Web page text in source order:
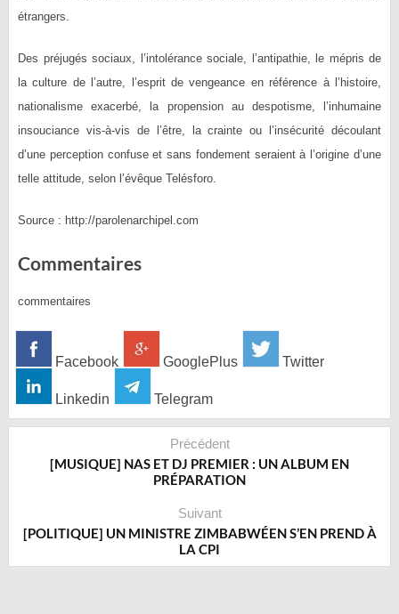
étrangers.
Des préjugés sociaux, l’intolérance sociale, l’antipathie, le mépris de
la culture de l’autre, l’esprit de vengeance en référence à l’histoire,
nationalisme exacerbé, la propension au despotisme, l’inhumaine
insouciance vis-à-vis de l’être, la crainte ou l’insécurité découlant
d’une perception confuse et sans fondement seraient à l’origine d’une
telle attitude, selon l’évêque Telésforo.
Source : http://parolenarchipel.com
Commentaires
commentaires
Facebook GooglePlus Twitter
Linkedin Telegram
Précédent
[MUSIQUE] NAS ET DJ PREMIER : UN ALBUM EN
PRÉPARATION
Suivant
[POLITIQUE] UN MINISTRE ZIMBABWÉEN S’EN PREND À
LA CPI